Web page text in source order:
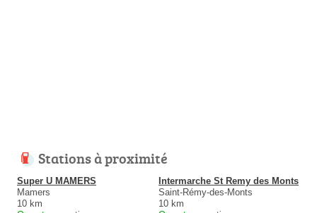
Stations à proximité
Super U MAMERS
Mamers
10 km
Intermarche St Remy des Monts
Saint-Rémy-des-Monts
10 km